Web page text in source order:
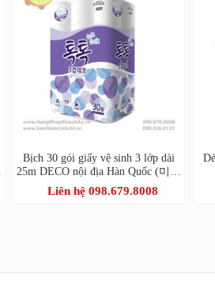
Bịch 30 gói giấy vệ sinh 3 lớp dài
25m DECO nội địa Hàn Quốc (미래
생활 톡톡 3겹 30롤)
Liên hệ 098.679.8008